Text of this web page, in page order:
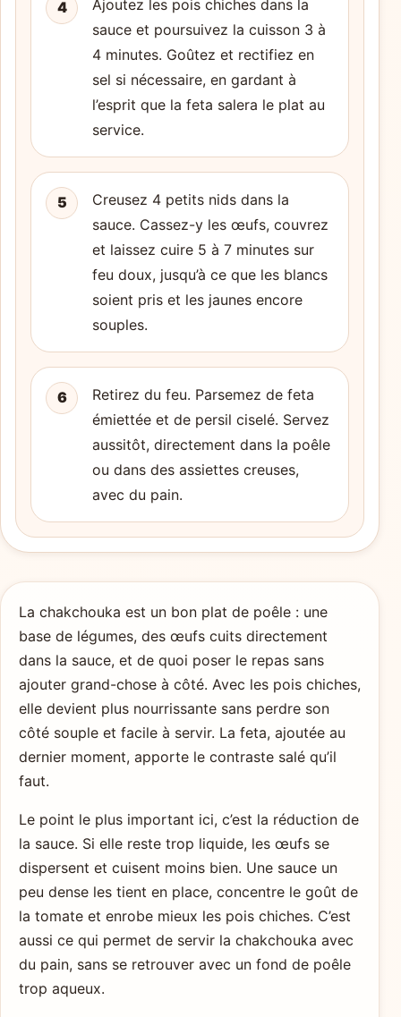
4
Ajoutez les pois chiches dans la
sauce et poursuivez la cuisson 3 à
4 minutes. Goûtez et rectifiez en
sel si nécessaire, en gardant à
l’esprit que la feta salera le plat au
service.
5
Creusez 4 petits nids dans la
sauce. Cassez-y les œufs, couvrez
et laissez cuire 5 à 7 minutes sur
feu doux, jusqu’à ce que les blancs
soient pris et les jaunes encore
souples.
6
Retirez du feu. Parsemez de feta
émiettée et de persil ciselé. Servez
aussitôt, directement dans la poêle
ou dans des assiettes creuses,
avec du pain.
La chakchouka est un bon plat de poêle : une
base de légumes, des œufs cuits directement
dans la sauce, et de quoi poser le repas sans
ajouter grand-chose à côté. Avec les pois chiches,
elle devient plus nourrissante sans perdre son
côté souple et facile à servir. La feta, ajoutée au
dernier moment, apporte le contraste salé qu’il
faut.
Le point le plus important ici, c’est la réduction de
la sauce. Si elle reste trop liquide, les œufs se
dispersent et cuisent moins bien. Une sauce un
peu dense les tient en place, concentre le goût de
la tomate et enrobe mieux les pois chiches. C’est
aussi ce qui permet de servir la chakchouka avec
du pain, sans se retrouver avec un fond de poêle
trop aqueux.